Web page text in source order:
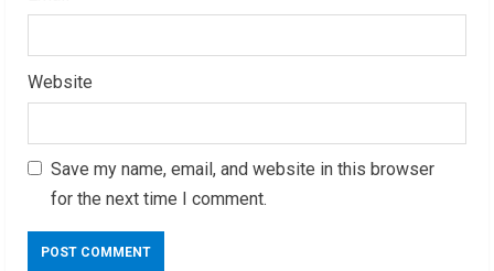
Website
Save my name, email, and website in this browser
for the next time I comment.